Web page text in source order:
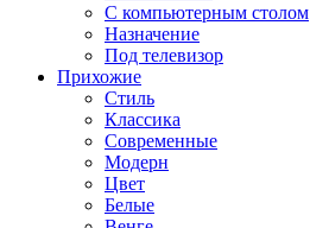
С компьютерным столом
Назначение
Под телевизор
Прихожие
Стиль
Классика
Современные
Модерн
Цвет
Белые